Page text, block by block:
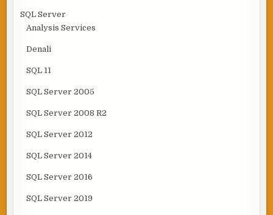
SQL Server
Analysis Services
Denali
SQL 11
SQL Server 2005
SQL Server 2008 R2
SQL Server 2012
SQL Server 2014
SQL Server 2016
SQL Server 2019